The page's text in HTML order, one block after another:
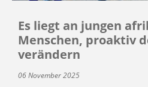
Es liegt an jungen
Menschen, proaktiv
verändern
06 November 2025